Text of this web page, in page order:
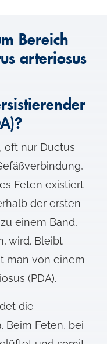
Bereich
arteriosus
oft nur Ductus
Feten existiert
der ersten
einem Band,
wird. Bleibt
man von einem
(PDA).
die
Beim Feten, bei